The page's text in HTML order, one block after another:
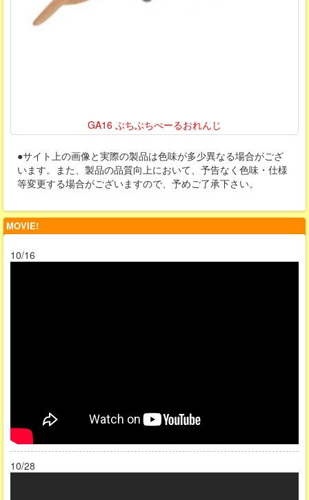
GA16 ぶちぶちぺーるおれんじ
●サイト上の画像と実際の製品は色味が多少異なる場合がござ
います。また、製品の品質向上において、予告なく色味・仕様
等変更する場合がございますので、予めご了承下さい。
MOVIE!
10/16
10/28